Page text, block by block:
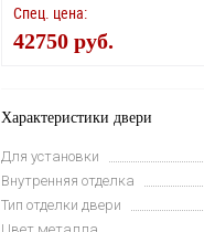
Спец. цена:
42750 руб.
Характеристики двери
Для установки
Внутренняя отделка
Тип отделки двери